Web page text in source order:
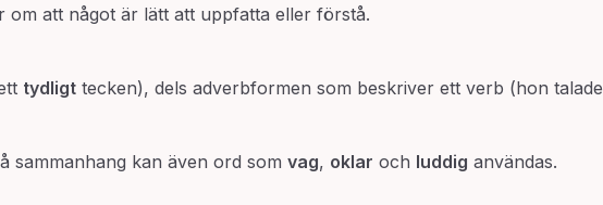
om att något är lätt att uppfatta eller förstå.
tydligt tecken), dels adverbformen som beskriver ett verb (hon talade
sammanhang kan även ord som vag, oklar och luddig användas.